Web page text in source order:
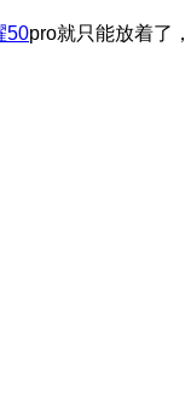
50pro就只能放着了，